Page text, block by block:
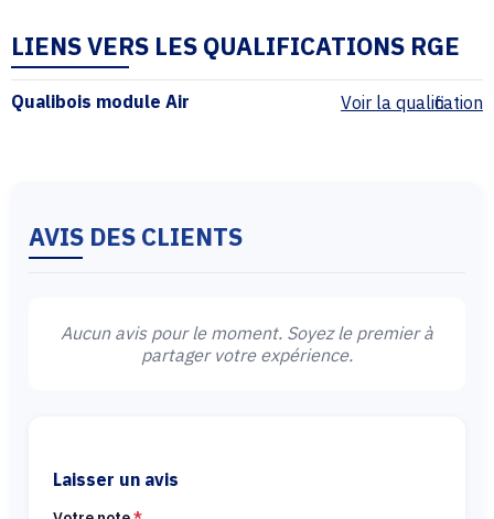
LIENS VERS LES QUALIFICATIONS RGE
Qualibois module Air Voir la qualification
AVIS DES CLIENTS
Aucun avis pour le moment. Soyez le premier à
partager votre expérience.
Laisser un avis